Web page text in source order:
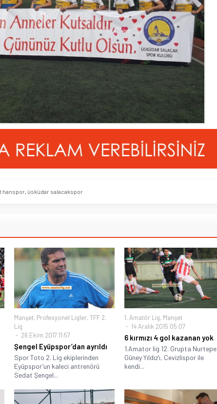
hanspor, üsküdar salacakspor
Manşet, Profesyonel Ligler, TFF 2.
Lig
26 Ekim 2017 11:57
Şengel Eyüpspor’dan ayrıldı
Spor Toto 2. Lig ekiplerinden
Eyüpspor’un kaleci antrenörü
Sedat Şengel...
1. Amatör Lig, Manşet
14 Aralık 2015 05:07
6 kırmızı 4 gol kazanan yok
1.Amator lig 12. Grupta Nurtepe
Güney Yıldız’ı, Cevizlispor ile
kendi...